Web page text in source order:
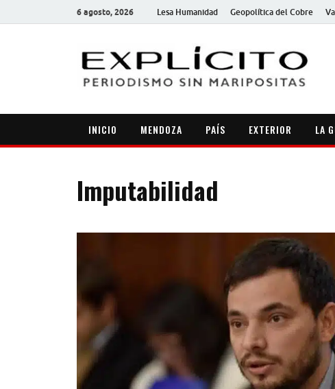
6 agosto, 2026 Lesa Humanidad Geopolítica del Cobre
INICIO MENDOZA PAÍS EXTERIOR LA
Imputabilidad